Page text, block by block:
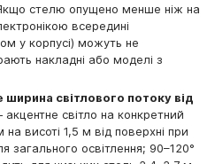
стелю опущено менше ніж на
всередині
у корпусі) можуть не
накладні або моделі з
світлового потоку від
світло на конкретний
висоті 1,5 м від поверхні при
загального освітлення; 90–120°